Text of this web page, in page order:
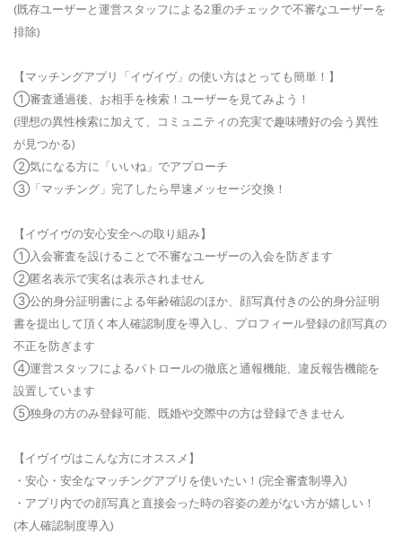
(既存ユーザーと運営スタッフによる2重のチェックで不審なユーザーを
排除)
【マッチングアプリ「イヴイヴ」の使い方はとっても簡単！】
①審査通過後、お相手を検索！ユーザーを見てみよう！
(理想の異性検索に加えて、コミュニティの充実で趣味嗜好の会う異性
が見つかる)
②気になる方に「いいね」でアプローチ
③「マッチング」完了したら早速メッセージ交換！
【イヴイヴの安心安全への取り組み】
①入会審査を設けることで不審なユーザーの入会を防ぎます
②匿名表示で実名は表示されません
③公的身分証明書による年齢確認のほか、顔写真付きの公的身分証明
書を提出して頂く本人確認制度を導入し、プロフィール登録の顔写真の
不正を防ぎます
④運営スタッフによるパトロールの徹底と通報機能、違反報告機能を
設置しています
⑤独身の方のみ登録可能、既婚や交際中の方は登録できません
【イヴイヴはこんな方にオススメ】
・安心・安全なマッチングアプリを使いたい！(完全審査制導入)
・アプリ内での顔写真と直接会った時の容姿の差がない方が嬉しい！
(本人確認制度導入)